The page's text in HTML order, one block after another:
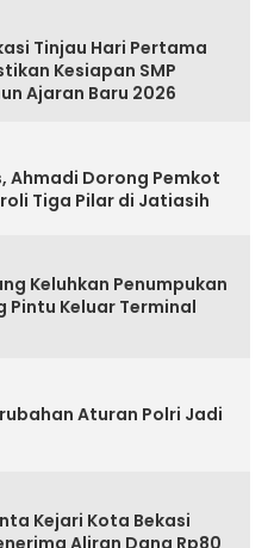
Tinjau Hari Pertama
Kesiapan SMP
Ajaran Baru 2026
Ahmadi Dorong Pemkot
Tiga Pilar di Jatiasih
Keluhkan Penumpukan
Pintu Keluar Terminal
Aturan Polri Jadi
Kejari Kota Bekasi